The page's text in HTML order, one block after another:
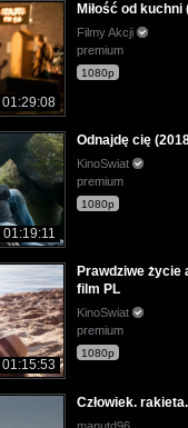
01:29:08
Miłość od
Filmy Akcji
premium
1080p
01:19:11
Odnajdę cię
KinoSwiat
premium
1080p
01:15:53
Prawdziwe życie
film PL
KinoSwiat
premium
1080p
Człowiek.